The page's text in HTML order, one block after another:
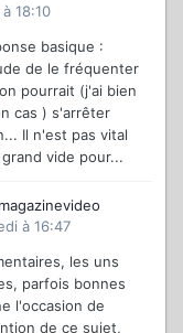
18:10
basique :
de le fréquenter
pourrait (j'ai bien
cas ) s'arrêter
Il n'est pas vital
vide pour...
à 16:47
les uns
parfois bonnes
l'occasion de
de ce sujet,